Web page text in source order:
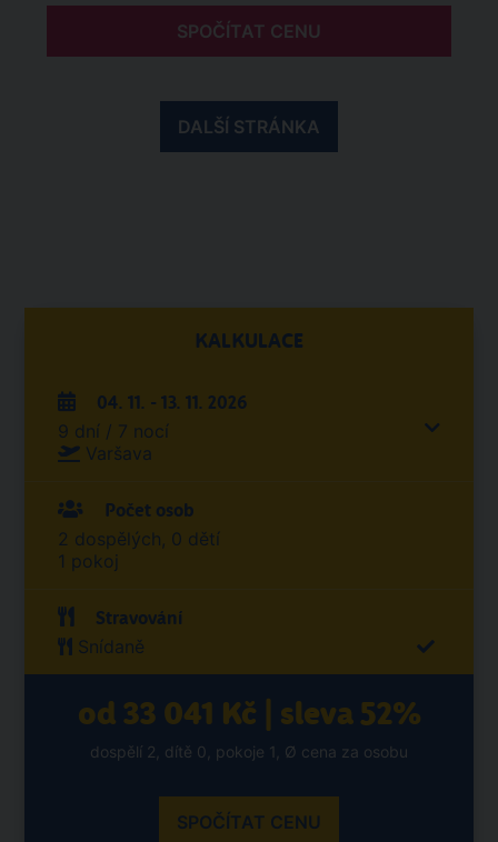
SPOČÍTAT CENU
DALŠÍ STRÁNKA
KALKULACE
04. 11. - 13. 11. 2026
9 dní / 7 nocí
Varšava
Počet osob
2 dospělých, 0 dětí
1 pokoj
Stravování
Snídaně
od 33 041 Kč | sleva 52%
dospělí 2, dítě 0, pokoje 1, Ø cena za osobu
SPOČÍTAT CENU